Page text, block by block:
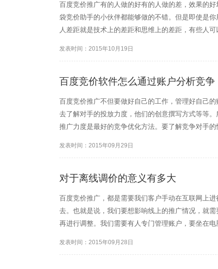
百度竞价推广有的人做的好有的人做的差，效果的
袋竞价助手的小伙伴都能够做的不错。但是即使是
人差距就是技术上的差距和思维上的差距，有些人
发表时间：2015年10月19日
百度竞价软件怎么通过账户分析竞争
百度竞价推广不但要做好自己的工作，管理好自己
去了解对手的投放力度，他们的创意撰写方式等等
推广力度是最好的竞争优化方法。要了解竞争对手
发表时间：2015年09月29日
对于离线调价的意义有多大
百度竞价推广，都是需要我们客户手动在互联网上
去。也就是说，我们要想影响线上的推广情况，就
再进行调整。我们需要有人专门管理账户，要坐在
发表时间：2015年09月28日